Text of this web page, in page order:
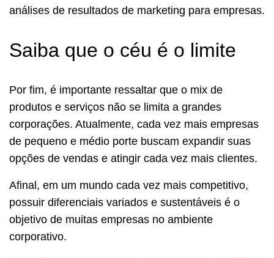
análises de resultados de marketing para empresas.
Saiba que o céu é o limite
Por fim, é importante ressaltar que o mix de
produtos e serviços não se limita a grandes
corporações. Atualmente, cada vez mais empresas
de pequeno e médio porte buscam expandir suas
opções de vendas e atingir cada vez mais clientes.
Afinal, em um mundo cada vez mais competitivo,
possuir diferenciais variados e sustentáveis é o
objetivo de muitas empresas no ambiente
corporativo.